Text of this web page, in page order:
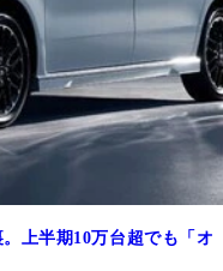
上半期10万台超でも「オ